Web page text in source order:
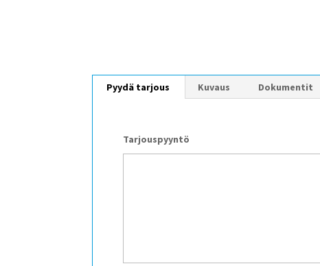
Pyydä tarjous Kuvaus Dokumentit
Tarjouspyyntö